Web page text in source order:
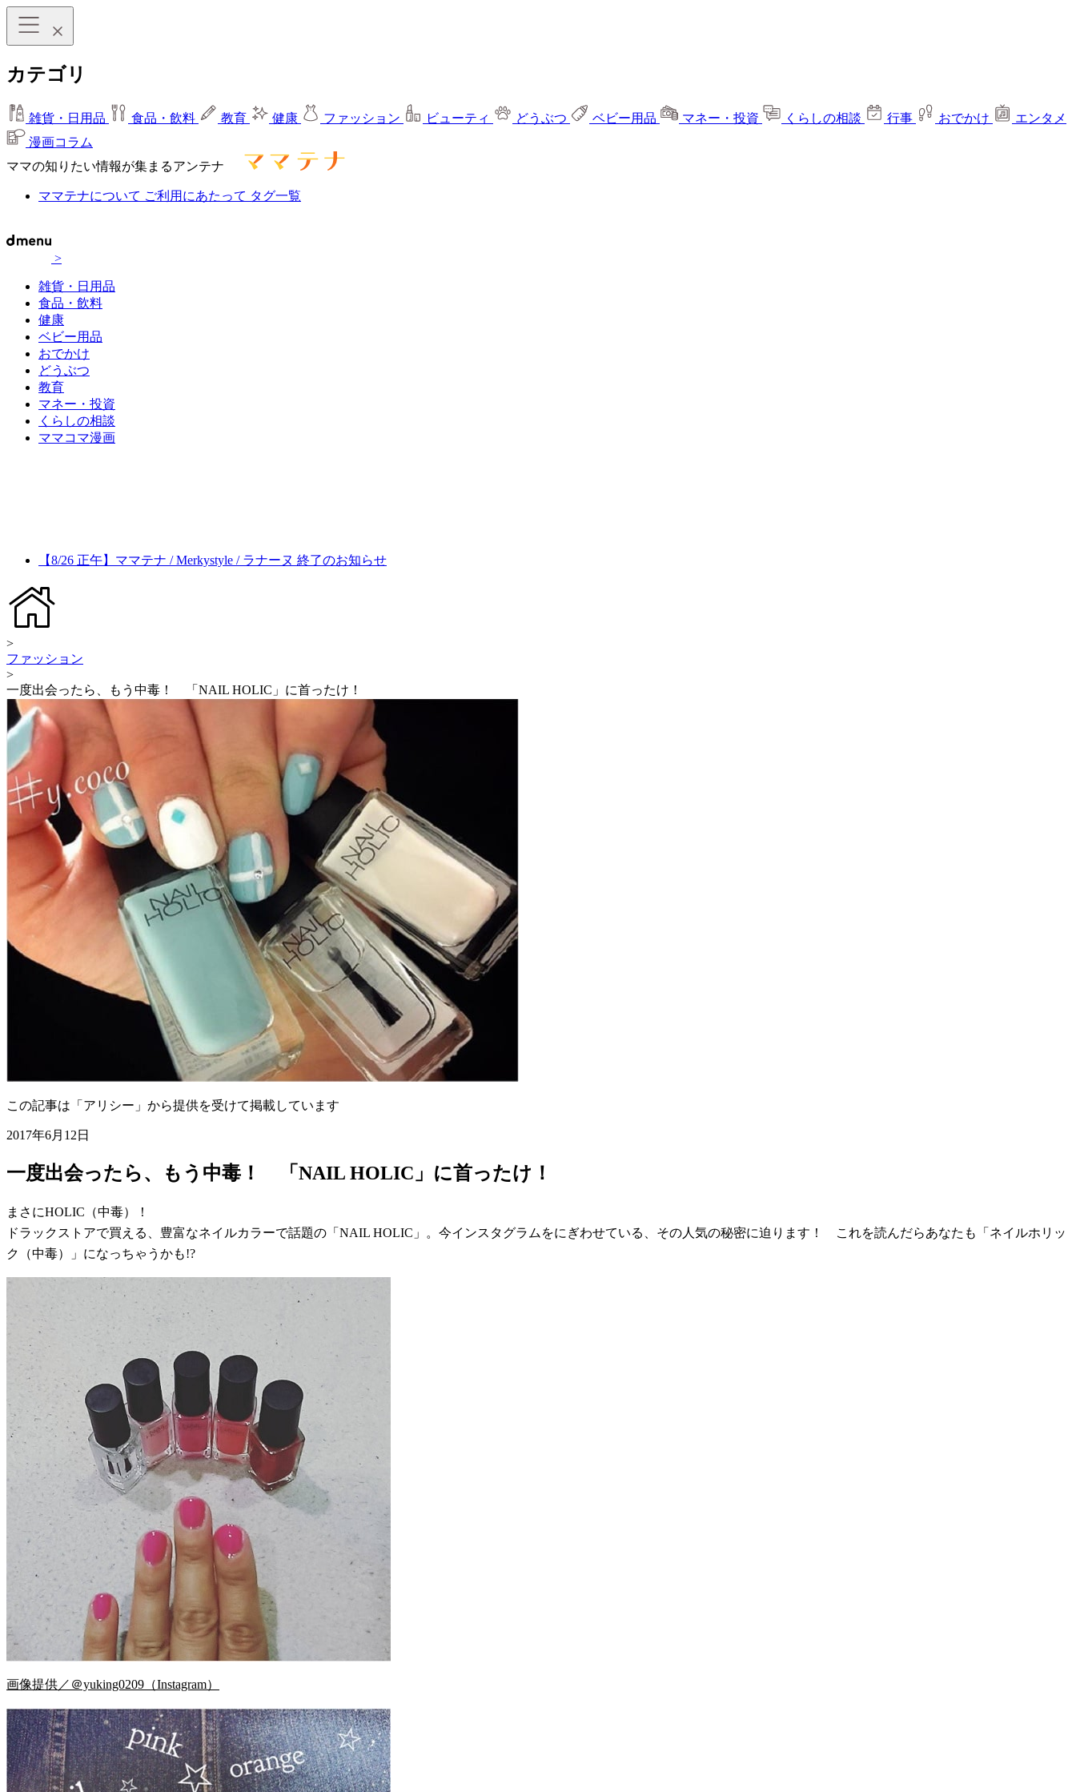
カテゴリ
雑貨・日用品 食品・飲料 教育 健康 ファッション ビューティ どうぶつ ベビー用品 マネー・投資 くらしの相談 行事 おでかけ
エンタメ
漫画コラム
ママの知りたい情報が集まるアンテナ
ママテナについて ご利用にあたって タグ一覧
>
雑貨・日用品
食品・飲料
健康
ベビー用品
おでかけ
どうぶつ
教育
マネー・投資
くらしの相談
ママコマ漫画
【8/26 正午】ママテナ / Merkystyle / ラナーヌ 終了のお知らせ
>
ファッション
>
一度出会ったら、もう中毒！ 「NAIL HOLIC」に首ったけ！
この記事は「アリシー」から提供を受けて掲載しています
2017年6月12日
一度出会ったら、もう中毒！ 「NAIL HOLIC」に首ったけ！
まさにHOLIC（中毒）！
ドラックストアで買える、豊富なネイルカラーで話題の「NAIL HOLIC」。今インスタグラムをにぎわせている、その人気の秘密に迫ります！ これを読んだらあなたも「ネイルホリッ
ク（中毒）」になっちゃうかも!?
画像提供／＠yuking0209（Instagram）